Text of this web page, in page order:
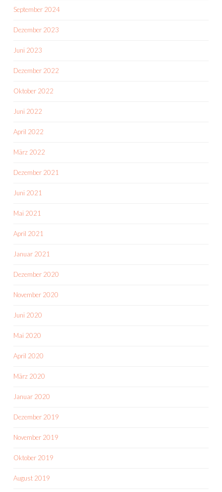
September 2024
Dezember 2023
Juni 2023
Dezember 2022
Oktober 2022
Juni 2022
April 2022
März 2022
Dezember 2021
Juni 2021
Mai 2021
April 2021
Januar 2021
Dezember 2020
November 2020
Juni 2020
Mai 2020
April 2020
März 2020
Januar 2020
Dezember 2019
November 2019
Oktober 2019
August 2019